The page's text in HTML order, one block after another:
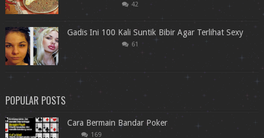
42
Gadis Ini 100 Kali Suntik Bibir Agar Terlihat Sexy
61
POPULAR POSTS
Cara Bermain Bandar Poker
169